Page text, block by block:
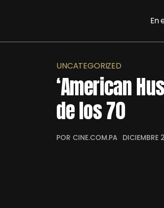
En
UNCATEGORIZED
‘American
de los 70
POR CINE.COM.PA DICIEMBRE